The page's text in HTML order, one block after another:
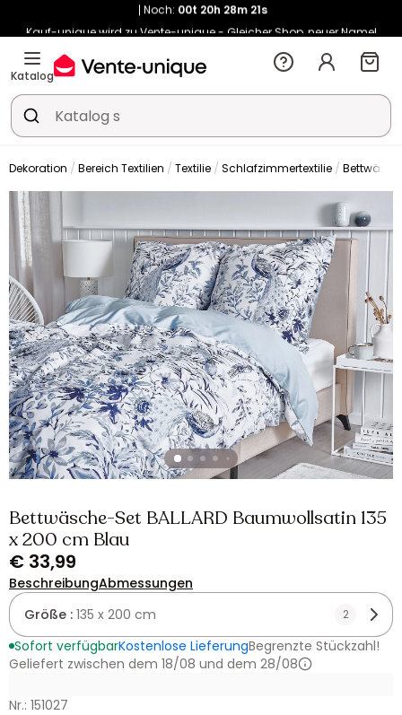
Kauf-unique wird zu Vente-unique - Gleicher Shop, neuer Name!
-10% ab €400 mitHEAT10auf Vente-unique-Produkte
Noch:
Katalog
Dekoration Bereich Textilien Textilie Schlafzimmertextilie
Bettwäsche-Set BALLARD Baumwollsatin 135
x 200 cm Blau
€ 33,99
BeschreibungAbmessungen
Größe : 135 x 200 cm 2
Sofort verfügbarKostenlose LieferungBegrenzte Stückzahl!
Geliefert zwischen dem 18/08 und dem 28/08
Nr.: 151027